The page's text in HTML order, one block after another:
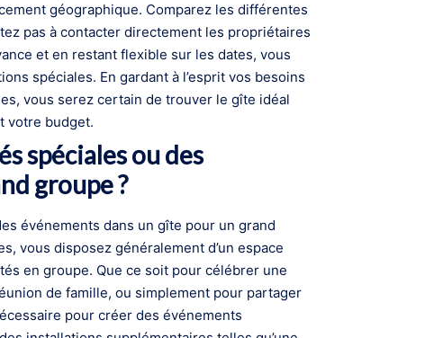
géographique. Comparez les différentes
pas à contacter directement les propriétaires
et en restant flexible sur les dates, vous
spéciales. En gardant à l’esprit vos besoins
vous serez certain de trouver le gîte idéal
votre budget.
spéciales ou des
groupe ?
événements dans un gîte pour un grand
vous disposez généralement d’un espace
en groupe. Que ce soit pour célébrer une
de famille, ou simplement pour partager
pour créer des événements